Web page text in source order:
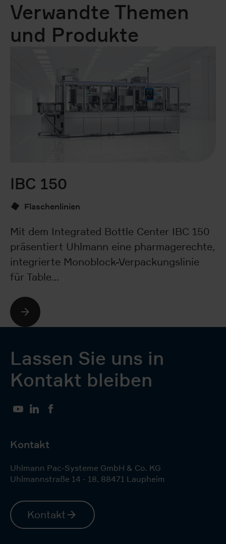
Verwandte Themen
und Produkte
IBC 150
Flaschenlinien
Mit dem Integrated Bottle Center IBC 150
präsentiert Uhlmann eine pharmagerechte,
integrierte Monoblock-Verpackungslinie
für Table…
Lassen Sie uns in
Kontakt bleiben
YouTubeLinkedIn
Kontakt
Uhlmann Pac-Systeme GmbH & Co. KG
Uhlmannstraße 14 - 18, 88471 Laupheim
Kontakt